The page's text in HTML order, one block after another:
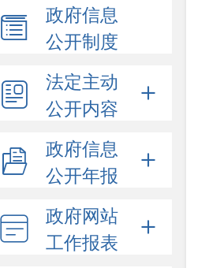
政府信息
公开制度
法定主动
公开内容
政府信息
公开年报
政府网站
工作报表